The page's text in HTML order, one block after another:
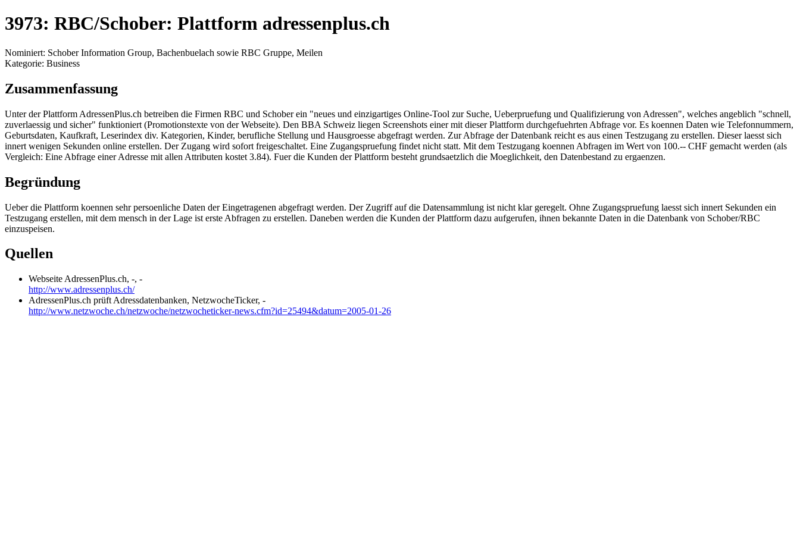
3973: RBC/Schober: Plattform adressenplus.ch
Nominiert: Schober Information Group, Bachenbuelach sowie RBC Gruppe, Meilen
Kategorie: Business
Zusammenfassung
Unter der Plattform AdressenPlus.ch betreiben die Firmen RBC und Schober ein "neues und einzigartiges Online-Tool zur Suche, Ueberpruefung und Qualifizierung von Adressen", welches angeblich "schnell,
zuverlaessig und sicher" funktioniert (Promotionstexte von der Webseite). Den BBA Schweiz liegen Screenshots einer mit dieser Plattform durchgefuehrten Abfrage vor. Es koennen Daten wie Telefonnummern,
Geburtsdaten, Kaufkraft, Leserindex div. Kategorien, Kinder, berufliche Stellung und Hausgroesse abgefragt werden. Zur Abfrage der Datenbank reicht es aus einen Testzugang zu erstellen. Dieser laesst sich
innert wenigen Sekunden online erstellen. Der Zugang wird sofort freigeschaltet. Eine Zugangspruefung findet nicht statt. Mit dem Testzugang koennen Abfragen im Wert von 100.-- CHF gemacht werden (als
Vergleich: Eine Abfrage einer Adresse mit allen Attributen kostet 3.84). Fuer die Kunden der Plattform besteht grundsaetzlich die Moeglichkeit, den Datenbestand zu ergaenzen.
Begründung
Ueber die Plattform koennen sehr persoenliche Daten der Eingetragenen abgefragt werden. Der Zugriff auf die Datensammlung ist nicht klar geregelt. Ohne Zugangspruefung laesst sich innert Sekunden ein
Testzugang erstellen, mit dem mensch in der Lage ist erste Abfragen zu erstellen. Daneben werden die Kunden der Plattform dazu aufgerufen, ihnen bekannte Daten in die Datenbank von Schober/RBC
einzuspeisen.
Quellen
Webseite AdressenPlus.ch, -, -
http://www.adressenplus.ch/
AdressenPlus.ch prüft Adressdatenbanken, NetzwocheTicker, -
http://www.netzwoche.ch/netzwoche/netzwocheticker-news.cfm?id=25494&datum=2005-01-26